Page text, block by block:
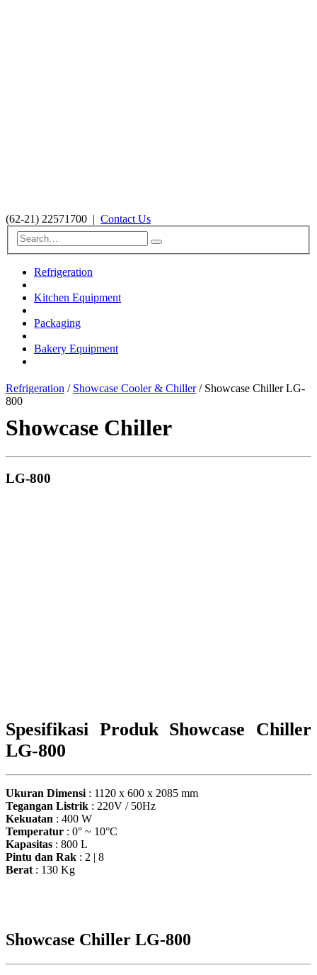
(62-21) 22571700 | Contact Us
Refrigeration
Kitchen Equipment
Packaging
Bakery Equipment
Refrigeration / Showcase Cooler & Chiller/ Showcase Chiller LG-
800
Showcase Chiller
LG-800
Spesifikasi Produk Showcase Chiller
LG-800
Ukuran Dimensi : 1120 x 600 x 2085 mm
Tegangan Listrik : 220V / 50Hz
Kekuatan : 400 W
Temperatur : 0° ~ 10°C
Kapasitas : 800 L
Pintu dan Rak : 2 | 8
Berat : 130 Kg
Showcase Chiller LG-800